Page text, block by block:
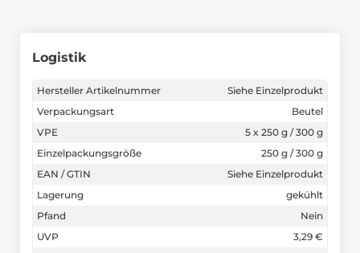
Logistik
Hersteller Artikelnummer
Siehe Einzelprodukt
Verpackungsart
Beutel
VPE
5 x 250 g / 300 g
Einzelpackungsgröße
250 g / 300 g
EAN / GTIN
Siehe Einzelprodukt
Lagerung
gekühlt
Pfand
Nein
UVP
3,29 €